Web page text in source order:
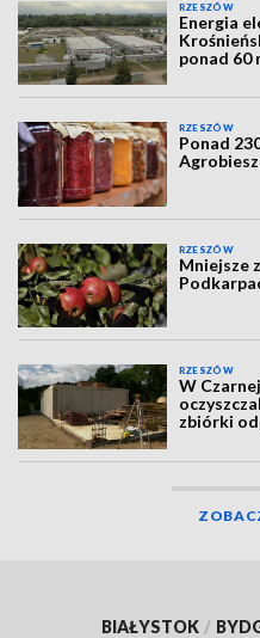
RZESZÓW
Energia
ponad 60
RZESZÓW
Ponad
RZESZÓW
Mniejsze
RZESZÓW
W
zbiórki
BIAŁYSTOK /